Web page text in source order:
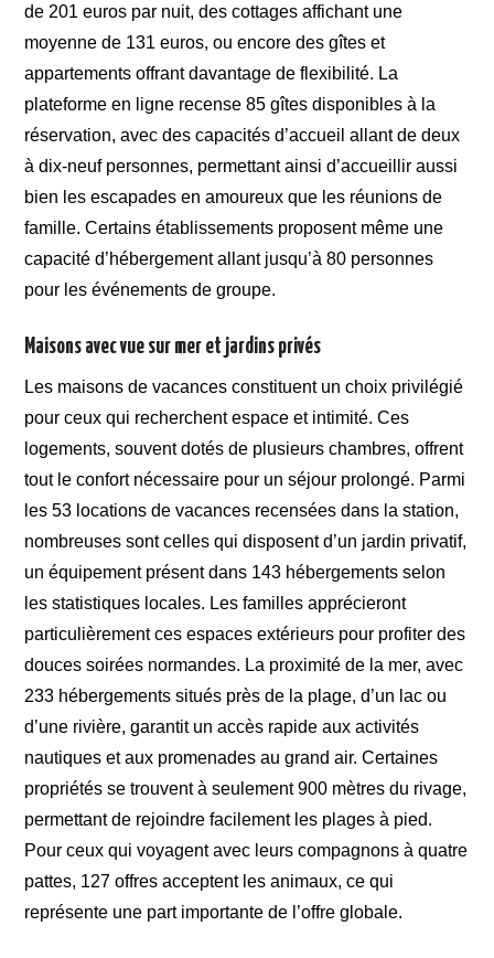
de 201 euros par nuit, des cottages affichant une
moyenne de 131 euros, ou encore des gîtes et
appartements offrant davantage de flexibilité. La
plateforme en ligne recense 85 gîtes disponibles à la
réservation, avec des capacités d’accueil allant de deux
à dix-neuf personnes, permettant ainsi d’accueillir aussi
bien les escapades en amoureux que les réunions de
famille. Certains établissements proposent même une
capacité d’hébergement allant jusqu’à 80 personnes
pour les événements de groupe.
Maisons avec vue sur mer et jardins privés
Les maisons de vacances constituent un choix privilégié
pour ceux qui recherchent espace et intimité. Ces
logements, souvent dotés de plusieurs chambres, offrent
tout le confort nécessaire pour un séjour prolongé. Parmi
les 53 locations de vacances recensées dans la station,
nombreuses sont celles qui disposent d’un jardin privatif,
un équipement présent dans 143 hébergements selon
les statistiques locales. Les familles apprécieront
particulièrement ces espaces extérieurs pour profiter des
douces soirées normandes. La proximité de la mer, avec
233 hébergements situés près de la plage, d’un lac ou
d’une rivière, garantit un accès rapide aux activités
nautiques et aux promenades au grand air. Certaines
propriétés se trouvent à seulement 900 mètres du rivage,
permettant de rejoindre facilement les plages à pied.
Pour ceux qui voyagent avec leurs compagnons à quatre
pattes, 127 offres acceptent les animaux, ce qui
représente une part importante de l’offre globale.